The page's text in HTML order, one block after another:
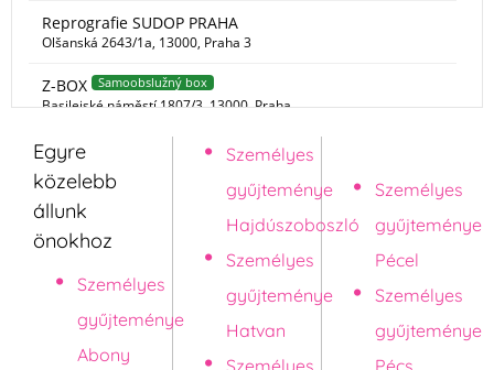
Egyre
közelebb
állunk
önokhoz
Személyes
gyűjteménye
Abony
Személyes
gyűjteménye
Hajdúszoboszló
Személyes
gyűjteménye
Hatvan
Személyes
Személyes
gyűjteménye
Pécel
Személyes
gyűjteménye
Pécs